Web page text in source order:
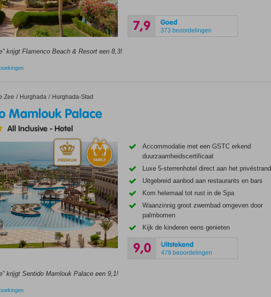
7,9 Goed
373 beoordelingen
krijgt Flamenco Beach & Resort een 8,3!
Zee Hurghada Hurghada-Stad
Palace
Mamlouk Palace
All Inclusive-Hotel
Accommodatie met een GSTC erkend
duurzaamheidscertificaat
Luxe 5-sterrenhotel direct aan het privéstrand
Uitgebreid aanbod aan restaurants en bars
Kom helemaal tot rust in de Spa
Waanzinnig groot zwembad omgeven door
palmbomen
Kijk de kinderen eens genieten
9,0 Uitstekend
479 beoordelingen
krijgt Sentido Mamlouk Palace een 9,1!